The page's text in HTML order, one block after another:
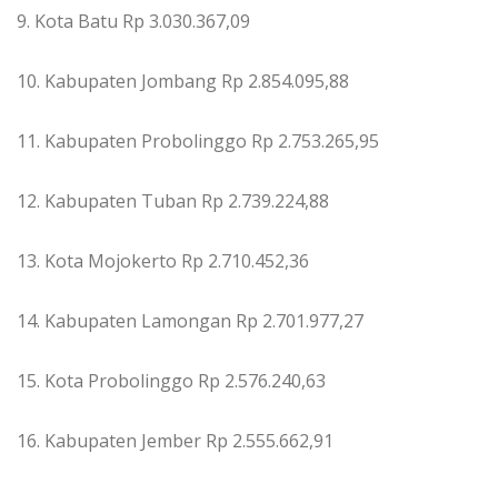
9. Kota Batu Rp 3.030.367,09
10. Kabupaten Jombang Rp 2.854.095,88
11. Kabupaten Probolinggo Rp 2.753.265,95
12. Kabupaten Tuban Rp 2.739.224,88
13. Kota Mojokerto Rp 2.710.452,36
14. Kabupaten Lamongan Rp 2.701.977,27
15. Kota Probolinggo Rp 2.576.240,63
16. Kabupaten Jember Rp 2.555.662,91